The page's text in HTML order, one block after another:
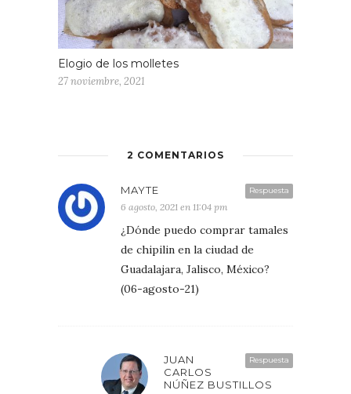
Elogio de los molletes
27 noviembre, 2021
2 COMENTARIOS
Respuesta
MAYTE
6 agosto, 2021 en 11:04 pm
¿Dónde puedo comprar tamales
de chipilin en la ciudad de
Guadalajara, Jalisco, México?
(06-agosto-21)
Respuesta
JUAN
CARLOS
NÚÑEZ BUSTILLOS